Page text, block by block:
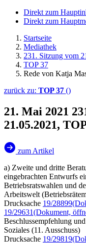
Direkt zum
Direkt zum
Startseite
Mediathek
231. Sitzung vom
TOP 37
Rede von Katja
zurück zu: TOP 37 ()
21. Mai 2021
21.05.2021,
zum Artikel
a) Zweite und dritte
eingebrachten Entwurfs
Betriebsratswahlen und
Arbeitswelt
Drucksache 19/28899
19/29631(Dokument,
Beschlussempfehlung
Soziales (11. Ausschuss)
Drucksache 19/29819